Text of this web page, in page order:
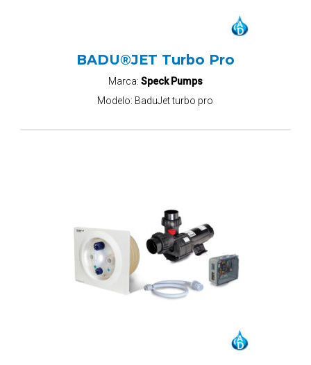
BADU®JET Turbo Pro
Marca: Speck Pumps
Modelo: BaduJet turbo pro